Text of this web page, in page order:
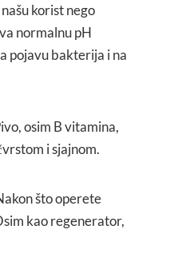
korist nego
normalnu pH
pojavu bakterija i na
osim B vitamina,
i sjajnom.
što operete
kao regenerator,